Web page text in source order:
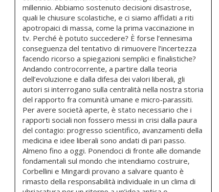
millennio. Abbiamo sostenuto decisioni disastrose,
quali le chiusure scolastiche, e ci siamo affidati a riti
apotropaici di massa, come la prima vaccinazione in
tv. Perché è potuto succedere? È forse l’ennesima
conseguenza del tentativo di rimuovere l’incertezza
facendo ricorso a spiegazioni semplici e finalistiche?
Andando controcorrente, a partire dalla teoria
dell’evoluzione e dalla difesa dei valori liberali, gli
autori si interrogano sulla centralità nella nostra storia
del rapporto fra comunità umane e micro-parassiti.
Per avere società aperte, è stato necessario che i
rapporti sociali non fossero messi in crisi dalla paura
del contagio: progresso scientifico, avanzamenti della
medicina e idee liberali sono andati di pari passo.
Almeno fino a oggi. Ponendoci di fronte alle domande
fondamentali sul mondo che intendiamo costruire,
Corbellini e Mingardi provano a salvare quanto è
rimasto della responsabilità individuale in un clima di